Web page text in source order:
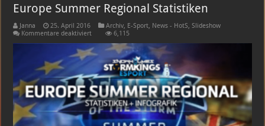
Europe Summer Regional Statistiken
Janna 25. April 2016 Archiv, E-Sport, News - HotS,Slideshow
Kommentare deaktiviertfür
Summer
Regional
Statistiken
6,115